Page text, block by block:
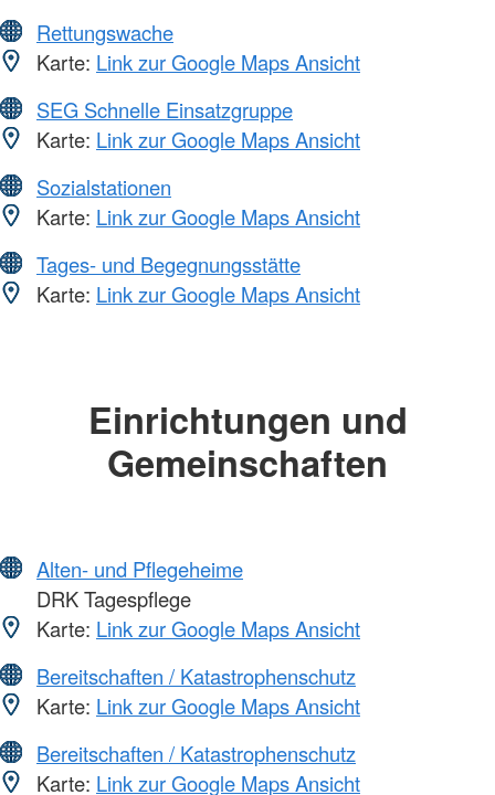
Rettungswache
Karte: Link zur Google Maps Ansicht
SEG Schnelle Einsatzgruppe
Karte: Link zur Google Maps Ansicht
Sozialstationen
Karte: Link zur Google Maps Ansicht
Tages- und Begegnungsstätte
Karte: Link zur Google Maps Ansicht
Einrichtungen und
Gemeinschaften
Alten- und Pflegeheime
DRK Tagespflege
Karte: Link zur Google Maps Ansicht
Bereitschaften / Katastrophenschutz
Karte: Link zur Google Maps Ansicht
Bereitschaften / Katastrophenschutz
Karte: Link zur Google Maps Ansicht